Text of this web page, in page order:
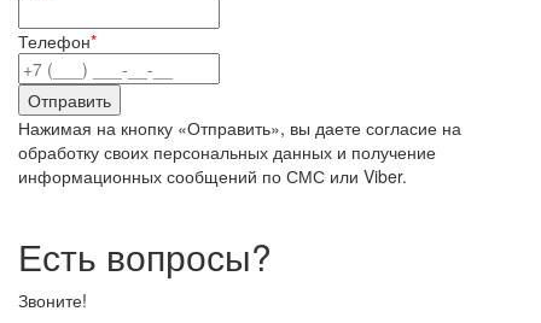
Телефон*
Нажимая на кнопку «Отправить», вы даете согласие на
обработку своих персональных данных и получение
информационных сообщений по СМС или Viber.
Есть вопросы?
Звоните!